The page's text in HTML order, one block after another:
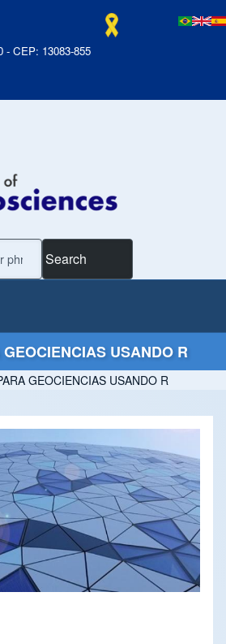
- CEP: 13083-855
USANDO R
GEOCIENCIAS USANDO R